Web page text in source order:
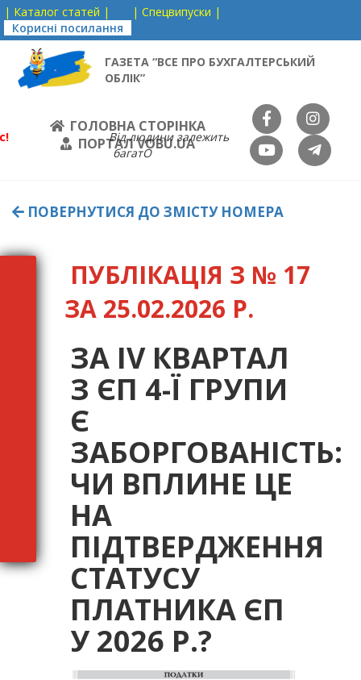
| Каталог статей |
| Спецвипуски |
Корисні посилання
ГАЗЕТА “ВСЕ ПРО БУХГАЛТЕРСЬКИЙ
ОБЛІК”
ГОЛОВНА СТОРІНКА
ПОРТАЛ VOBU.UA
Від людини залежить
багатО
ПОВЕРНУТИСЯ ДО ЗМІСТУ НОМЕРА
ПУБЛІКАЦІЯ З № 17
ЗА 25.02.2026 Р.
ЗА IV КВАРТАЛ
З ЄП 4-Ї ГРУПИ
Є
ЗАБОРГОВАНІСТЬ:
ЧИ ВПЛИНЕ ЦЕ
НА
ПІДТВЕРДЖЕННЯ
СТАТУСУ
ПЛАТНИКА ЄП
У 2026 Р.?